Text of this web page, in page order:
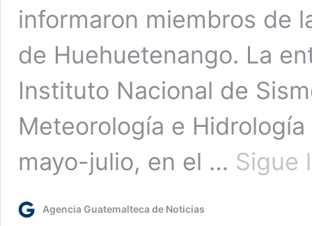
informaron miembros de
de Huehuetenango. La
Instituto Nacional de
Meteorología e
mayo-julio, en el … Sigue
Agencia Guatemalteca de Noticias